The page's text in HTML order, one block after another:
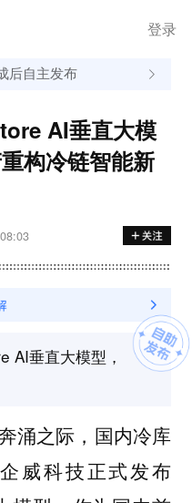
登录
后自主发布
AI垂直大模
构冷链智能新
AI垂直大模型，
涌之际，国内冷库
威科技正式发布